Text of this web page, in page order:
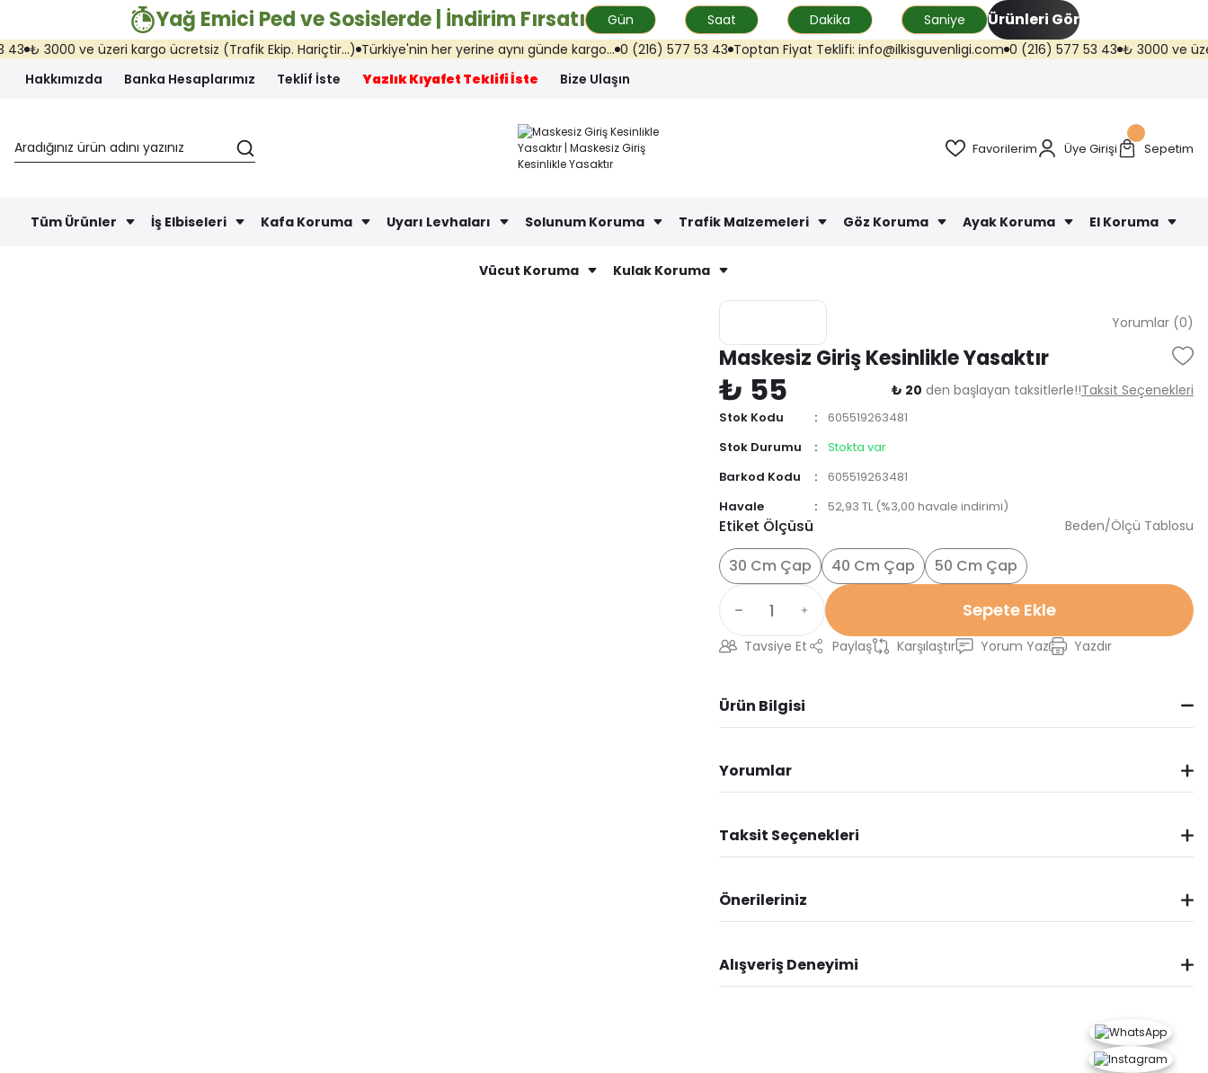
Yağ Emici Ped ve Sosislerde | İndirim Fırsatı Gün Saat Dakika Saniye Ürünleri Gör
3000 ve üzeri kargo ücretsiz (Trafik Ekip. Hariçtir...) Türkiye'nin her yerine aynı günde kargo... 0 (216) 577 53 43 Toptan Fiyat Teklifi: info@ilkisguvenligi.com 0 (216) 577 53 43 ₺ 3000 ve üzeri
Hakkımızda
Banka Hesaplarımız Teklif İste Yazlık Kıyafet Teklifi İste Bize Ulaşın
Favorilerim Üye Girişi Sepetim
Tüm Ürünler İş Elbiseleri Kafa Koruma Uyarı Levhaları Solunum Koruma Trafik Malzemeleri Göz Koruma Ayak Koruma El Koruma
Vücut Koruma Kulak Koruma
Yorumlar (0)
Maskesiz Giriş Kesinlikle Yasaktır
₺ 55 ₺ 20 den başlayan taksitlerle!!Taksit Seçenekleri
Stok Kodu
605519263481
Stok Durumu
Stokta var
Barkod Kodu
605519263481
Havale
52,93 TL (%3,00 havale indirimi)
Etiket Ölçüsü
30 Cm Çap
40 Cm Çap 50 Cm Çap
Beden/Ölçü Tablosu
Sepete Ekle
Tavsiye Et Paylaş Karşılaştır Yorum Yaz Yazdır
Ürün Bilgisi
Yorumlar
Taksit Seçenekleri
Önerileriniz
Alışveriş Deneyimi